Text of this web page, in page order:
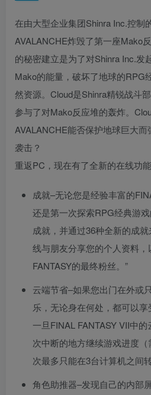
在由大型企业集团Shinra Inc.控制
AVALANCHE炸毁了第一座Mako
的秘密建立是为了对Shinra Inc.发
Mako的能量，破坏了地球的RPG
然资源。Cloud是Shinra精锐战斗
参与了对Mako反应堆的轰炸。
AVALANCHE能否保护地球巨大
袭击？
重返PC，现在有了全新的在线功能
成就–无论您是经验丰富的
还是第一次探索RPG经典游
成就，并通过36种全新的成
线与朋友分享您的个人资料，
FANTASY的最终粉丝。”
云端节省–如果您出门在外或
乐，无论身在何处，都可以享
一旦FINAL FANTASY VII中
次中断的地方继续游戏进度
次最多只能在3台计算机之间转
角色助推器–发现自己的内部